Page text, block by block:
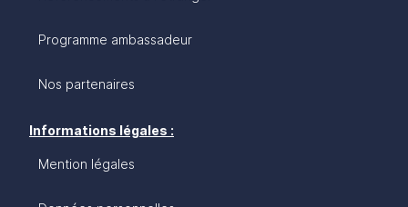
Programme ambassadeur
Nos partenaires
Informations légales :
Mention légales